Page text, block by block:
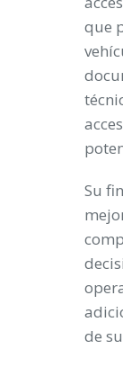
que
Su
de